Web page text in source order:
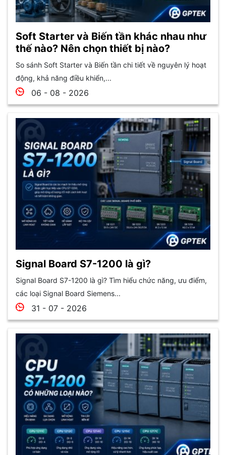
Soft Starter và Biến tần khác nhau như
thế nào? Nên chọn thiết bị nào?
So sánh Soft Starter và Biến tần chi tiết về nguyên lý hoạt
động, khả năng điều khiển,...
06 - 08 - 2026
Signal Board S7-1200 là gì?
Signal Board S7-1200 là gì? Tìm hiểu chức năng, ưu điểm,
các loại Signal Board Siemens...
31 - 07 - 2026